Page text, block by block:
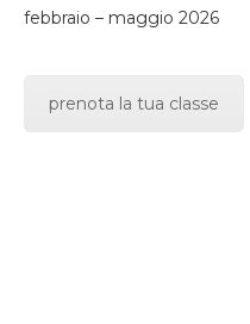
febbraio – maggio 2026
prenota la tua classe